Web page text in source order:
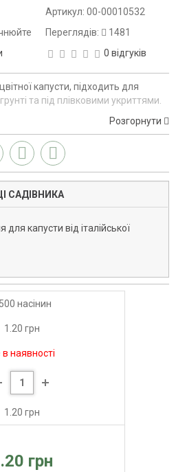
Артикул: 00-00010532
Переглядів:
1481
0 відгуків
капусти, підходить для
та під плівковими укриттями.
Розгорнути
САДІВНИКА
капусти від італійської
насінин
1.20 грн
в наявності
1.20 грн
грн